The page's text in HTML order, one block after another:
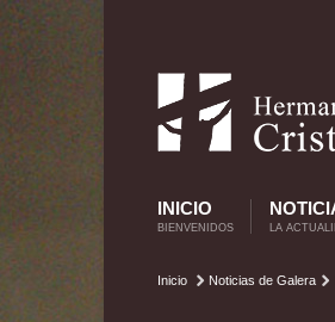
INICIO
BIENVENIDOS LA
Inicio Noticias de Galera